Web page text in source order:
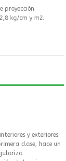
proyección.
kg/cm y m2.
y exteriores.
clase, hace un